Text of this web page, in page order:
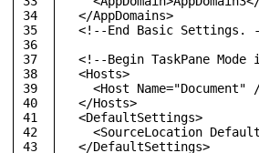
34
35
36
37
38
39
40
41
42
43
</AppDomains>
<!--End Basic Settings.
<!--Begin TaskPane
<Hosts>
<Host Name="Document"
</Hosts>
<DefaultSettings>
<SourceLocation
</DefaultSettings>